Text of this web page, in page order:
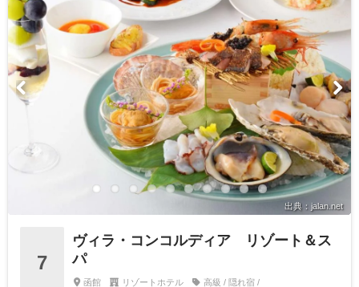
出典：jalan.net
7
ヴィラ・コンコルディア リゾート＆ス
パ
函館 リゾートホテル 高級 / 隠れ宿 /